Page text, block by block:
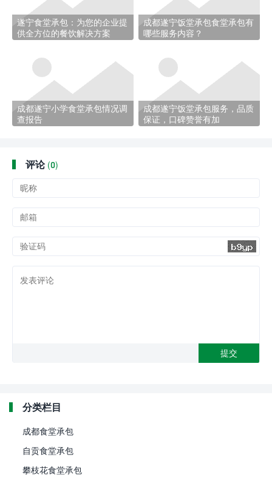
遂宁食堂承包：为您的企业提
供全方位的餐饮解决方案
成都遂宁饭堂承包食堂承包有
哪些服务内容？
成都遂宁小学食堂承包情况调
查报告
成都遂宁饭堂承包服务，品质
保证，口碑赞誉有加
评论 (0)
分类栏目
成都食堂承包
自贡食堂承包
攀枝花食堂承包